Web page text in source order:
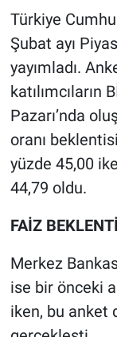
Türkiye
Şubat ayı
yayımladı.
katılımcıların
Pazarı’nda
oranı
yüzde 45,00
44,79 oldu.
FAİZ
Merkez
ise bir önceki
iken, bu anket
Gündem
Günün
Haber
İlan
Kültür